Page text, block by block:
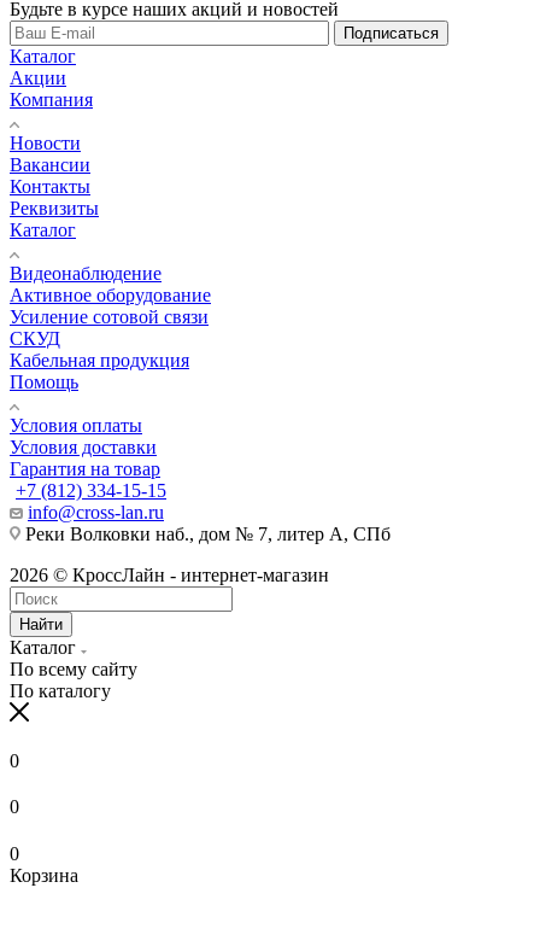
Будьте в курсе наших акций и новостей
Подписаться
Каталог
Акции
Компания
Новости
Вакансии
Контакты
Реквизиты
Каталог
Видеонаблюдение
Активное оборудование
Усиление сотовой связи
СКУД
Кабельная продукция
Помощь
Условия оплаты
Условия доставки
Гарантия на товар
+7 (812) 334-15-15
info@cross-lan.ru
Реки Волковки наб., дом № 7, литер А, СПб
2026 © КроссЛайн - интернет-магазин
Найти
Каталог
По всему сайту
По каталогу
0
0
0
Корзина